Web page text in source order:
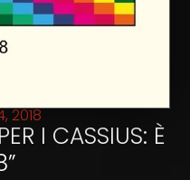
2018
I CASSIUS: È